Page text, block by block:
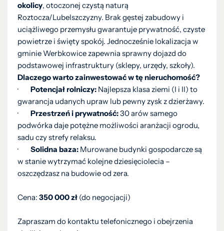
okolicy, otoczonej czystą naturą
Roztocza/Lubelszczyzny. Brak gęstej zabudowy i
uciążliwego przemysłu gwarantuje prywatność, czyste
powietrze i święty spokój. Jednocześnie lokalizacja w
gminie Werbkowice zapewnia sprawny dojazd do
podstawowej infrastruktury (sklepy, urzędy, szkoły).
Dlaczego warto zainwestować w tę nieruchomość?
· Potencjał rolniczy: Najlepsza klasa ziemi (I i II) to
gwarancja udanych upraw lub pewny zysk z dzierżawy.
· Przestrzeń i prywatność:30 arów samego
podwórka daje potężne możliwości aranżacji ogrodu,
sadu czy strefy relaksu.
· Solidna baza: Murowane budynki gospodarcze są
w stanie wytrzymać kolejne dziesięciolecia –
oszczędzasz na budowie od zera.
Cena: 350 000 zł (do negocjacji)
Zapraszam do kontaktu telefonicznego i obejrzenia